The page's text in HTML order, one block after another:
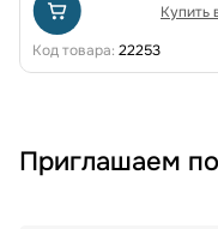
Купить
Код товара: 22253
Приглашаем